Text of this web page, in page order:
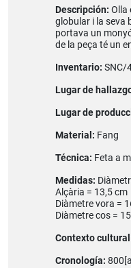
Descripción: Olla
globular i la seva
portava un
de la peça té un
Inventario: SNC/
Lugar de
Lugar de
Material: Fang
Técnica: Feta a
Medidas:
Alçària = 13,5 cm
Diàmetre vora =
Diàmetre cos =
Contexto
Cronología: